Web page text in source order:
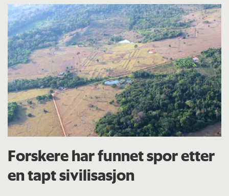
Forskere har funnet spor etter
en tapt sivilisasjon